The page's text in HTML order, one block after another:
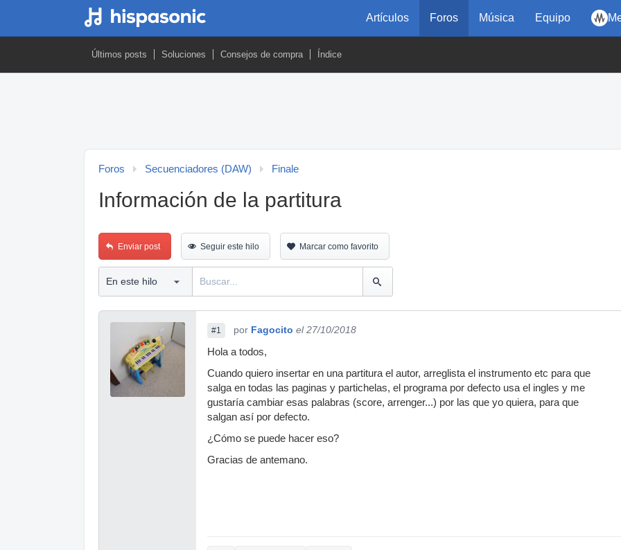
Artículos Foros Música Equipo
Últimos posts Soluciones Consejos de compra Índice
Foros Secuenciadores (DAW) Finale
Información de la partitura
Enviar post Seguir este hilo Marcar como favorito
#1 por Fagocito el 27/10/2018
Hola a todos,
Cuando quiero insertar en una partitura el autor, arreglista el instrumento etc para que
salga en todas las paginas y partichelas, el programa por defecto usa el ingles y me
gustaría cambiar esas palabras (score, arrenger...) por las que yo quiera, para que
salgan así por defecto.
¿Cómo se puede hacer eso?
Gracias de antemano.